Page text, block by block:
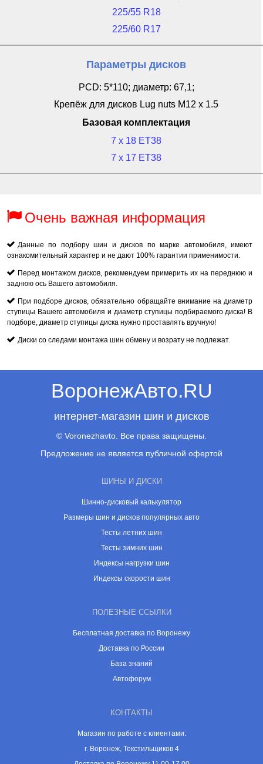
225/55 R18
225/60 R17
Параметры дисков
PCD: 5*110; диаметр: 67,1;
Крепёж для дисков Lug nuts M12 x 1.5
Базовая комплектация
7 x 18 ET38
7 x 17 ET38
Очень важная информация
Данные по подбору шин и дисков по марке автомобиля, имеют
ознакомительный характер и не дают 100% гарантии применимости.
Перед монтажом дисков, рекомендуем примерить их на переднюю и
заднюю ось Вашего автомобиля.
При подборе дисков, обязательно обращайте внимание на диаметр
ступицы Вашего автомобиля и диаметр ступицы подбираемого диска! В
подборе, диаметр ступицы диска нужно проставлять вручную!
Диски со следами монтажа шин обмену и возрату не подлежат.
ВоронежАвто.RU
интернет-магазин шин и дисков
© Voronezhavto. Все права защищены.
Предложение не является публичной офертой
ШИНЫ И ДИСКИ
Шинно-дисковый калькулятор
Размеры шин и дисков популярных авто
Тесты летних шин
Тесты зимних шин
Индексы нагрузки шин
Индексы скорости шин
ПОЛЕЗНЫЕ ССЫЛКИ
Бесплатная доставка по Воронежу
Доставка по России
База знаний
Автофорум
КОНТАКТЫ
Магазин по работе с клиентами:
г. Воронеж, Текстильщиков 4